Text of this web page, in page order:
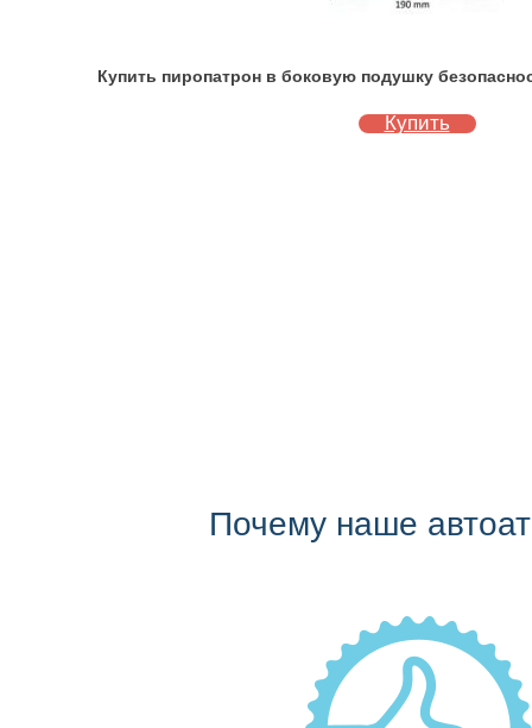
Купить пиропатрон в боковую подушку
Купить
Почему наше